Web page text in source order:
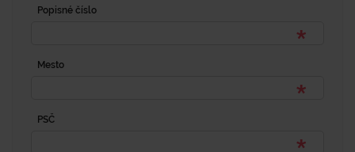
Popisné číslo
Mesto
PSČ